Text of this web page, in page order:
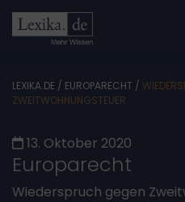
LEXIKA.DE / EUROPARECHT /
ZWEITWOHNUNGSTEUER
13. Oktober 2020
Europarecht
Wiederspruch gegen